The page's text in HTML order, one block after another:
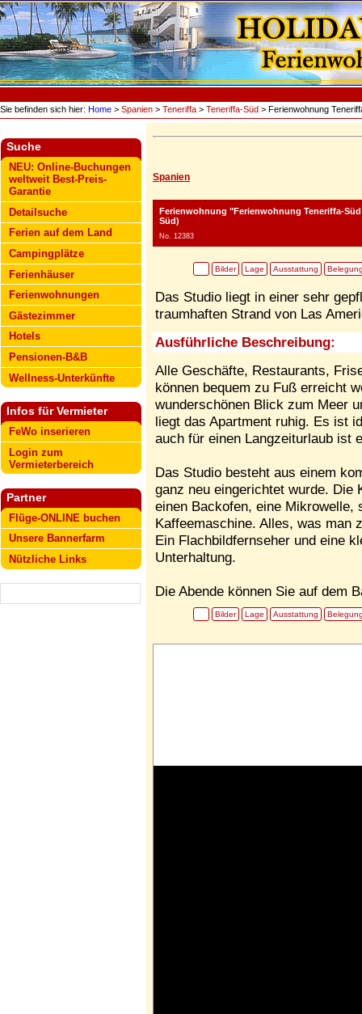
Sie befinden sich hier: Home > Spanien > Teneriffa > Teneriffa-Süd > Ferienwohnung
Suche
NEU: Online-Buchungen
weltweit Best-Preis-
Garantie
Detailsuche
Ferien auf dem Land
Campingplätze
Ferienhäuser
Ferienwohnungen
Gästezimmer
Hotels
Pensionen-B&B
Wellness-Unterkünfte
Infos für Vermieter
FeWo inserieren
Login zum
Vermieterbereich
Partner
Flüge-ONLINE buchen
Unsere Bannerfarm
Nützliche Links
Spanien
Ferienwohnung "Ferienwohnung Teneriffa-Süd
Süd)
No. 12383
Bilder Lage Ausstattung
Das Studio liegt in einer sehr
traumhaften Strand von Las
Ausführliche Beschreibung:
Alle Geschäfte, Restaurants,
können bequem zu Fuß erreicht
wunderschönen Blick zum Meer
liegt das Apartment ruhig. Es ist
auch für einen Langzeiturlaub ist
Das Studio besteht aus einem
ganz neu eingerichtet wurde. Die
einen Backofen, eine Mikrowelle,
Kaffeemaschine. Alles, was man
Ein Flachbildfernseher und eine
Unterhaltung.
Die Abende können Sie auf dem
Bilder Lage Ausstattung